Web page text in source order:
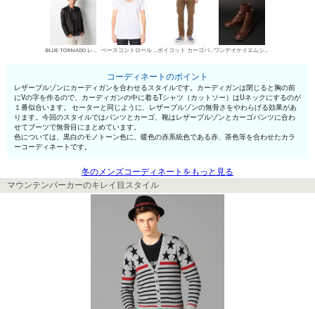
BLUE TORNADO レザーブルゾン ベースコントロール UネックTシャツ ボイコット カーゴパンツ ワンデイケイエムシー エンジニア・ペコスブーツ
コーディネートのポイント
レザーブルゾンにカーディガンを合わせるスタイルです。カーディガンは閉じると胸の前
にVの字を作るので、カーディガンの中に着るTシャツ（カットソー）はUネックにするのが
１番似合います。 セーターと同じように、レザーブルゾンの無骨さをやわらげる効果があ
ります。今回のスタイルではパンツとカーゴ、靴はレザーブルゾンとカーゴパンツに合わ
せてブーツで無骨目にまとめています。
色については、黒白のモノトーン色に、暖色の赤系統色である赤、茶色等を合わせたカラ
ーコーディネートです。
冬のメンズコーディネートをもっと見る
マウンテンパーカーのキレイ目スタイル